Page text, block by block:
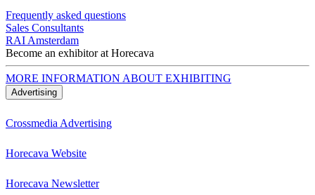
Frequently asked questions
Sales Consultants
RAI Amsterdam
Become an exhibitor at Horecava
MORE INFORMATION ABOUT EXHIBITING
Advertising
Crossmedia Advertising
Horecava Website
Horecava Newsletter